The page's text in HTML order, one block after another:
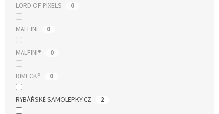
LORD OF PIXELS 0
MALFINI 0
MALFINI® 0
RIMECK® 0
RYBÁŘSKÉ SAMOLEPKY.CZ 2